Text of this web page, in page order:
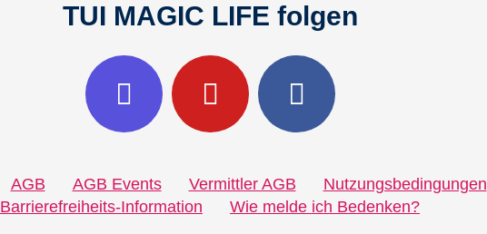
TUI MAGIC LIFE folgen
AGB AGB Events Vermittler AGB Nutzungsbedingungen
Barrierefreiheits-Information
Wie melde ich Bedenken?